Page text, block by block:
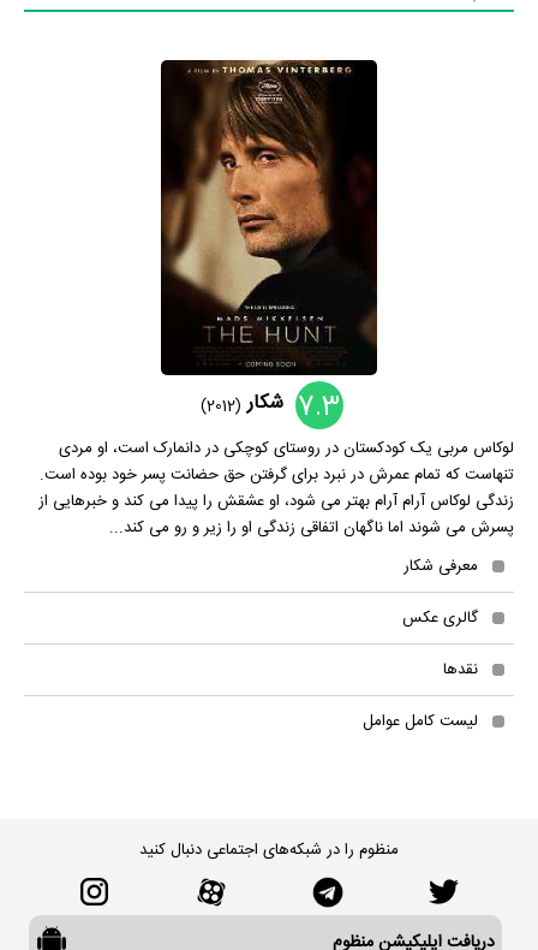
7.3 شکار (2012)
لوکاس مربی یک کودکستان در روستای کوچکی در دانمارک است، او مردی
تنهاست که تمام عمرش در نبرد برای گرفتن حق حضانت پسر خود بوده است.
زندگی لوکاس آرام آرام بهتر می شود، او عشقش را پیدا می کند و خبرهایی از
پسرش می شوند اما ناگهان اتفاقی زندگی او را زیر و رو می کند...
معرفی شکار
گالری عکس
نقدها
لیست کامل عوامل
منظوم را در شبکه‌های اجتماعی دنبال کنید
دریافت اپلیکیشن منظوم